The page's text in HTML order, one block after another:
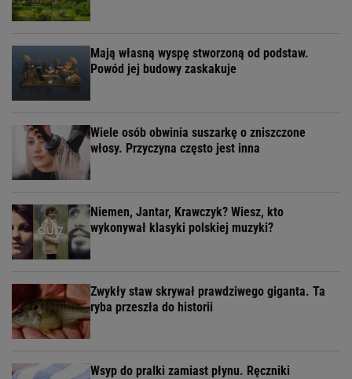
Mają własną wyspę stworzoną od podstaw.
Powód jej budowy zaskakuje
Wiele osób obwinia suszarkę o zniszczone
włosy. Przyczyna często jest inna
Niemen, Jantar, Krawczyk? Wiesz, kto
wykonywał klasyki polskiej muzyki?
Zwykły staw skrywał prawdziwego giganta. Ta
ryba przeszła do historii
Wsyp do pralki zamiast płynu. Ręczniki